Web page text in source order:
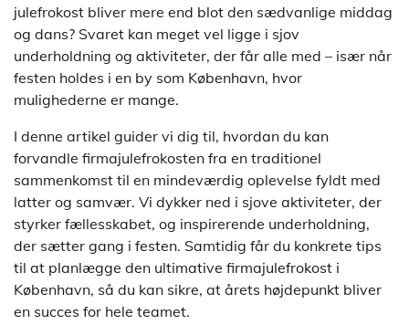
julefrokost bliver mere end blot den sædvanlige middag
og dans? Svaret kan meget vel ligge i sjov
underholdning og aktiviteter, der får alle med – især når
festen holdes i en by som København, hvor
mulighederne er mange.
I denne artikel guider vi dig til, hvordan du kan
forvandle firmajulefrokosten fra en traditionel
sammenkomst til en mindeværdig oplevelse fyldt med
latter og samvær. Vi dykker ned i sjove aktiviteter, der
styrker fællesskabet, og inspirerende underholdning,
der sætter gang i festen. Samtidig får du konkrete tips
til at planlægge den ultimative firmajulefrokost i
København, så du kan sikre, at årets højdepunkt bliver
en succes for hele teamet.